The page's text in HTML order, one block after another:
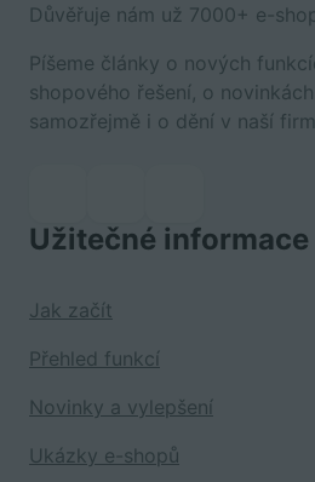
Důvěřuje nám už 7000+ e-
Píšeme články o nových
shopového řešení, o
samozřejmě i o dění v naší
Užitečné informace
Jak začít
Přehled funkcí
Novinky a vylepšení
Ukázky e-shopů